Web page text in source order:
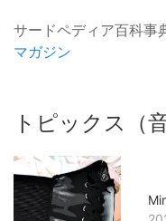
サードペディア百科事
マガジン
トピックス（音